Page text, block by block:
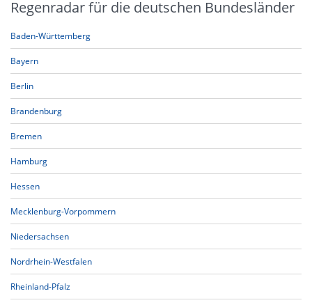
Regenradar für die deutschen Bundesländer
Baden-Württemberg
Bayern
Berlin
Brandenburg
Bremen
Hamburg
Hessen
Mecklenburg-Vorpommern
Niedersachsen
Nordrhein-Westfalen
Rheinland-Pfalz